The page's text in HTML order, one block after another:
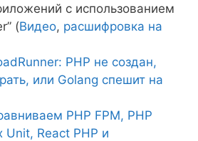
с использованием
(Видео, расшифровка на
PHP не создан,
или Golang спешит на
PHP FPM, PHP
Unit, React PHP и